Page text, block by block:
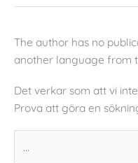
The author has no
another language from
Det verkar som att vi
Prova att göra en
efter: